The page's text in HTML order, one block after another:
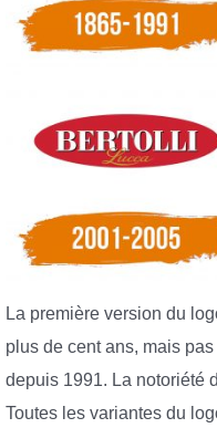
La première version du
plus de cent ans, mais
depuis 1991. La notoriété
Toutes les variantes du